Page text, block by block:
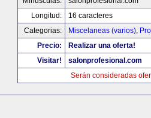
Longitud:
16 caracteres
Categorias:
Miscelaneas (varios),
Precio:
Realizar una oferta!
Visitar!
salonprofesional.com
Serán consideradas